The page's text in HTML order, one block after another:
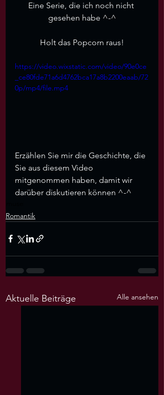
Eine Serie, die ich noch nicht
gesehen habe ^-^
Holt das Popcorn raus!
https://video.wixstatic.com/video/90e0ce
_ce80fde71a6d4762bca17a8b2200eaab/72
0p/mp4/file.mp4
Erzählen Sie mir die Geschichte, die
Sie aus diesem Video
mitgenommen haben, damit wir
darüber diskutieren können ^-^
Romantik
Aktuelle Beiträge Alle ansehen